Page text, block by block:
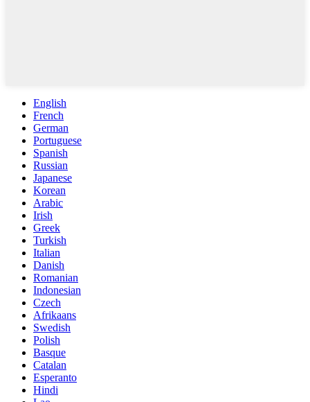
English
French
German
Portuguese
Spanish
Russian
Japanese
Korean
Arabic
Irish
Greek
Turkish
Italian
Danish
Romanian
Indonesian
Czech
Afrikaans
Swedish
Polish
Basque
Catalan
Esperanto
Hindi